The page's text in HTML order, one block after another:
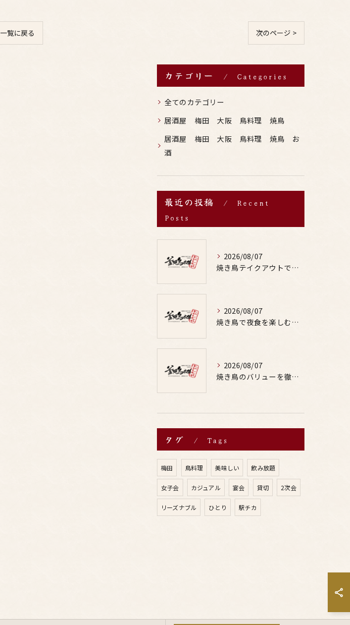
一覧に戻る 次のページ >
カテゴリー Categories
全てのカテゴリー
居酒屋 梅田 大阪 鳥料理 焼鳥
居酒屋 梅田 大阪 鳥料理 焼鳥 お
酒
最近の投稿
Recent
Posts
2026/08/07
焼き鳥テイクアウトで居酒屋気分を自宅で満喫するための賢い注文術と本数の目安
2026/08/07
焼き鳥で夜食を楽しむ適量や部位の選び方と罪悪感なしの満足テクを徹底解説
2026/08/07
焼き鳥のバリューを徹底比較した居酒屋やお酒と楽しむ鳥料理選び方ガイド
タグ Tags
梅田 鳥料理 美味しい 飲み放題
女子会 カジュアル 宴会 貸切 2次会
リーズナブル ひとり 駅チカ